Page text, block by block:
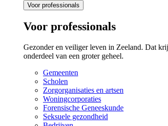
Voor professionals
Voor professionals
Gezonder en veiliger leven in Zeeland. Dat
onderdeel van een groter geheel.
Gemeenten
Scholen
Zorgorganisaties en artsen
Woningcorporaties
Forensische Geneeskunde
Seksuele gezondheid